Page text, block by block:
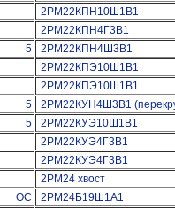
2РМ22КПН10Ш1В1
2РМ22КПН4Г3В1
5
2РМ22КПН4Ш3В1
2РМ22КПЭ10Ш1В1
2РМ22КПЭ10Ш1В1
5
2РМ22КУН4Ш3В1
5
2РМ22КУЭ10Ш1В1
2РМ22КУЭ4Г3В1
2РМ22КУЭ4Г3В1
2РМ24 хвост
ОС
2РМ24Б19Ш1А1